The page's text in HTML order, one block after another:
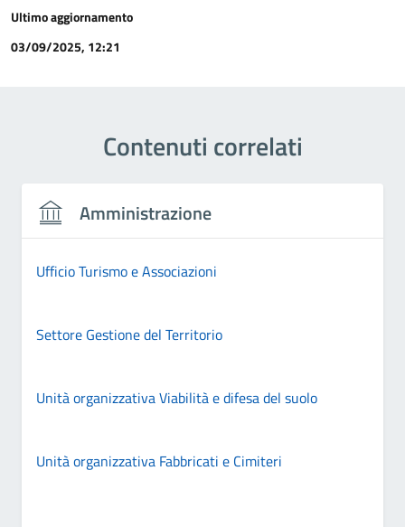
Ultimo aggiornamento
03/09/2025, 12:21
Contenuti correlati
Amministrazione
Ufficio Turismo e Associazioni
Settore Gestione del Territorio
Unità organizzativa Viabilità e difesa del suolo
Unità organizzativa Fabbricati e Cimiteri